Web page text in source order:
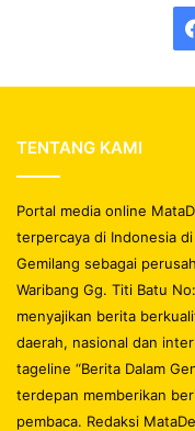
TENTANG KAMI
Portal media online
terpercaya di Indonesia
Gemilang sebagai
Waribang Gg. Titi Batu
menyajikan berita
daerah, nasional dan
tageline “Berita Dalam
terdepan memberikan
pembaca. Redaksi